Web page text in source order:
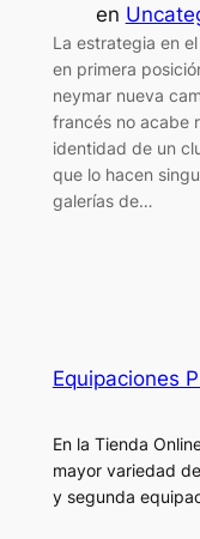
en
La estrategia en
en primera
neymar nueva
francés no acabe
identidad de un
que lo hacen
galerías de…
Equipaciones
En la Tienda
mayor variedad
y segunda